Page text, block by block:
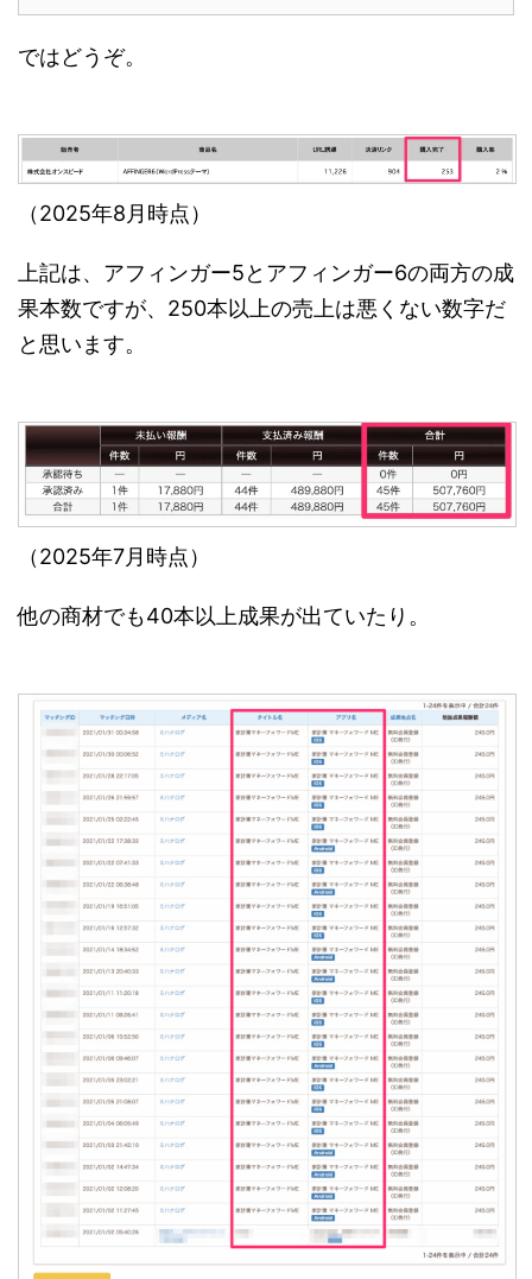
ではどうぞ。
（2025年8月時点）
上記は、アフィンガー5とアフィンガー6の両方の成
果本数ですが、250本以上の売上は悪くない数字だ
と思います。
（2025年7月時点）
他の商材でも40本以上成果が出ていたり。